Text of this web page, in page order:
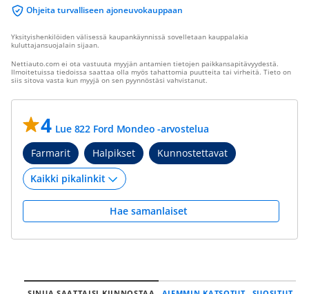
Ohjeita turvalliseen ajoneuvokauppaan
Yksityishenkilöiden välisessä kaupankäynnissä sovelletaan kauppalakia
kuluttajansuojalain sijaan.
Nettiauto.com ei ota vastuuta myyjän antamien tietojen paikkansapitävyydestä.
Ilmoitetuissa tiedoissa saattaa olla myös tahattomia puutteita tai virheitä. Tieto on
siis sitova vasta kun myyjä on sen pyynnöstäsi vahvistanut.
4 Lue 822 Ford Mondeo -arvostelua
Farmarit
Halpikset Kunnostettavat
Hae samanlaiset